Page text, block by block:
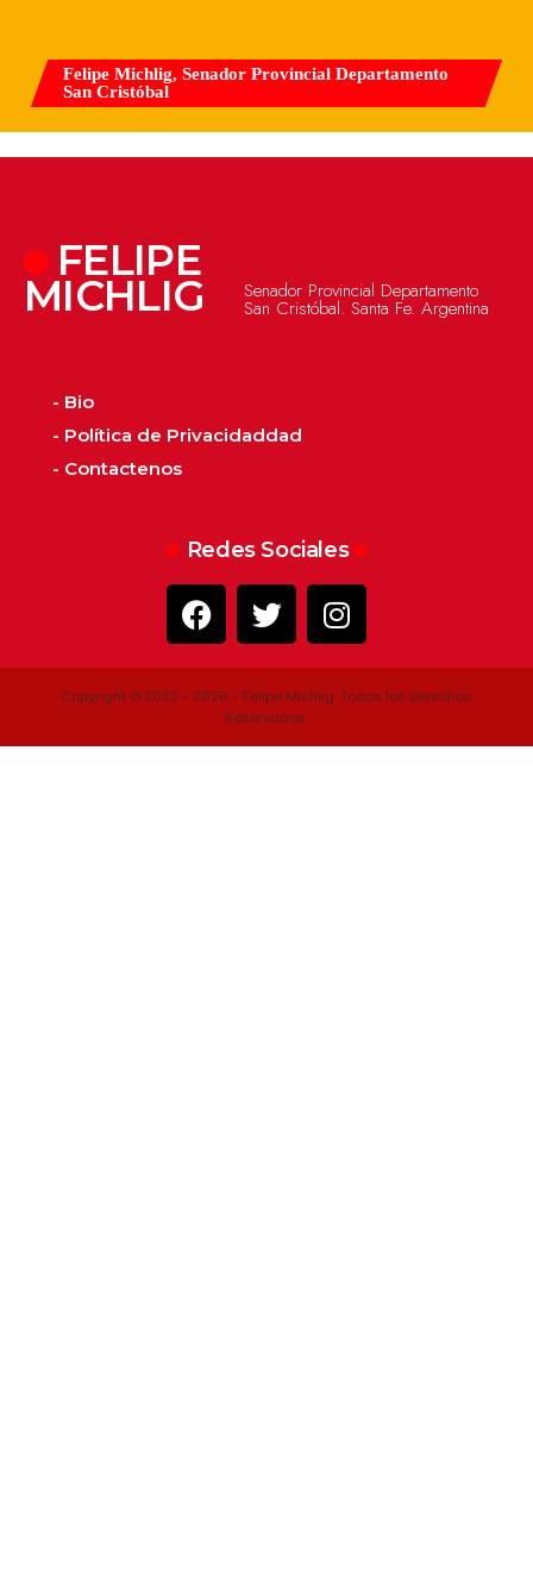
Felipe Michlig, Senador Provincial Departamento
San Cristóbal
FELIPE
MICHLIG Senador Provincial Departamento
San Cristóbal. Santa Fe. Argentina
- Bio
- Política de Privacidaddad
- Contactenos
Redes Sociales
Copyright © 2022 - 2026 - Felipe Michlig. Todos los Derechos
Reservados.